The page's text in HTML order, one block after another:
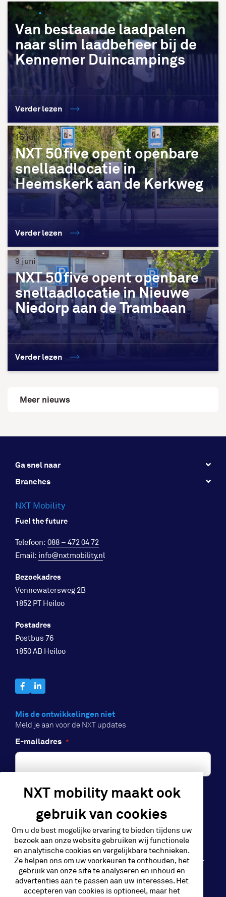
9 juli Nieuws
Van bestaande laadpalen
naar slim laadbeheer bij de
Kennemer Duincampings
Verder lezen
15 juni
NXT 50five opent openbare
snellaadlocatie in
Heemskerk aan de Kerkweg
Verder lezen
9 juni
NXT 50five opent openbare
snellaadlocatie in Nieuwe
Niedorp aan de Trambaan
Verder lezen
Meer nieuws
Ga snel naar
Branches
NXT Mobility
Fuel the future
Telefoon: 088 – 472 04 72
Email: info@nxtmobility.nl
Bezoekadres
Vennewatersweg 2B
1852 PT Heiloo
Postadres
Postbus 76
1850 AB Heiloo
Mis de ontwikkelingen niet
Meld je aan voor de NXT updates
E-mailadres *
Aanmelden
NXT Mobility is een initiatief van GP Groot
NXT mobility maakt ook
gebruik van cookies
Om u de best mogelijke ervaring te bieden tijdens uw
bezoek aan onze website gebruiken wij functionele
en analytische cookies en vergelijkbare technieken.
Ze helpen ons om uw voorkeuren te onthouden, het
gebruik van onze site te analyseren en inhoud en
advertenties aan te passen aan uw interesses. Het
accepteren van cookies is optioneel, maar het